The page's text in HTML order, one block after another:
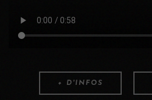
+ D'INFOS